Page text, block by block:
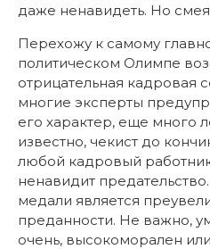
даже ненавидеть. Но
Перехожу к самому
политическом Олимпе
отрицательная кадровая
многие эксперты
его характер, еще много
известно, чекист до
любой кадровый
ненавидит
медали является
преданности. Не важно,
очень, высокоморален